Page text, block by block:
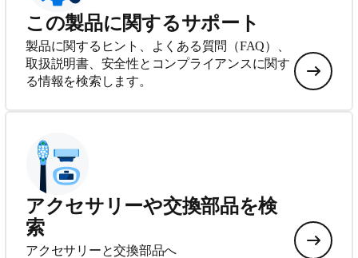
この製品に関するサポート
製品に関するヒント、よくある質問（FAQ）、
取扱説明書、安全性とコンプライアンスに関す
る情報を検索します。
アクセサリーや交換部品を検
索
アクセサリーと交換部品へ